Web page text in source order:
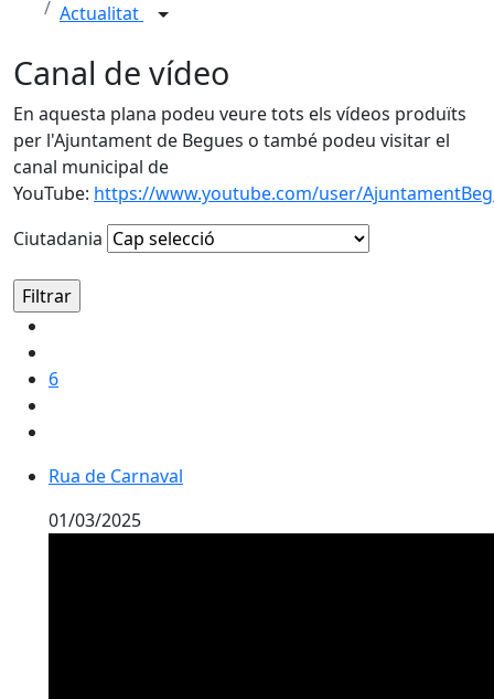
Actualitat
Canal de vídeo
En aquesta plana podeu veure tots els vídeos produïts
per l'Ajuntament de Begues o també podeu visitar el
canal municipal de
YouTube: https://www.youtube.com/user/
Ciutadania
6
Rua de Carnaval
01/03/2025